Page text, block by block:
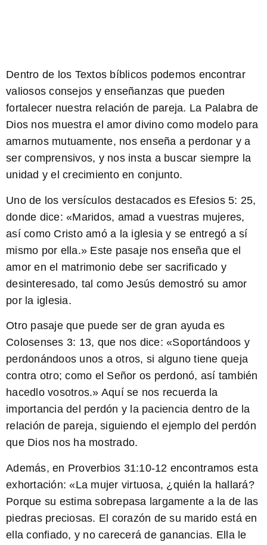
Dentro de los Textos bíblicos podemos encontrar
valiosos consejos y enseñanzas que pueden
fortalecer nuestra relación de pareja. La Palabra de
Dios nos muestra el amor divino como modelo para
amarnos mutuamente, nos enseña a perdonar y a
ser comprensivos, y nos insta a buscar siempre la
unidad y el crecimiento en conjunto.
Uno de los versículos destacados es Efesios 5: 25,
donde dice: «Maridos, amad a vuestras mujeres,
así como Cristo amó a la iglesia y se entregó a sí
mismo por ella.» Este pasaje nos enseña que el
amor en el matrimonio debe ser sacrificado y
desinteresado, tal como Jesús demostró su amor
por la iglesia.
Otro pasaje que puede ser de gran ayuda es
Colosenses 3: 13, que nos dice: «Soportándoos y
perdonándoos unos a otros, si alguno tiene queja
contra otro; como el Señor os perdonó, así también
hacedlo vosotros.» Aquí se nos recuerda la
importancia del perdón y la paciencia dentro de la
relación de pareja, siguiendo el ejemplo del perdón
que Dios nos ha mostrado.
Además, en Proverbios 31:10-12 encontramos esta
exhortación: «La mujer virtuosa, ¿quién la hallará?
Porque su estima sobrepasa largamente a la de las
piedras preciosas. El corazón de su marido está en
ella confiado, y no carecerá de ganancias. Ella le